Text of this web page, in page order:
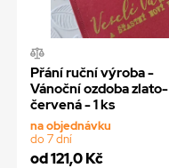
Přání ruční výroba -
Vánoční ozdoba zlato-
červená - 1 ks
na objednávku
do 7 dní
od 121,0 Kč